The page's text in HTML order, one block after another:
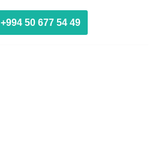
+994 50 677 54 49